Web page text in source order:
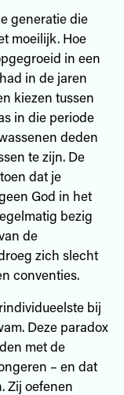
generatie die
moeilijk. Hoe
in een
in de jaren
kiezen tussen
in die periode
deden
te zijn. De
dat je
God in het
bezig
de
zich slecht
conventies.
bij
Deze paradox
met de
– en dat
Zij oefenen